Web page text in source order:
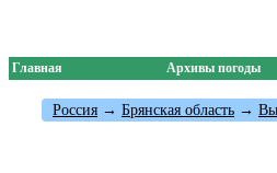
Главная Архивы погоды
Россия → Брянская область →